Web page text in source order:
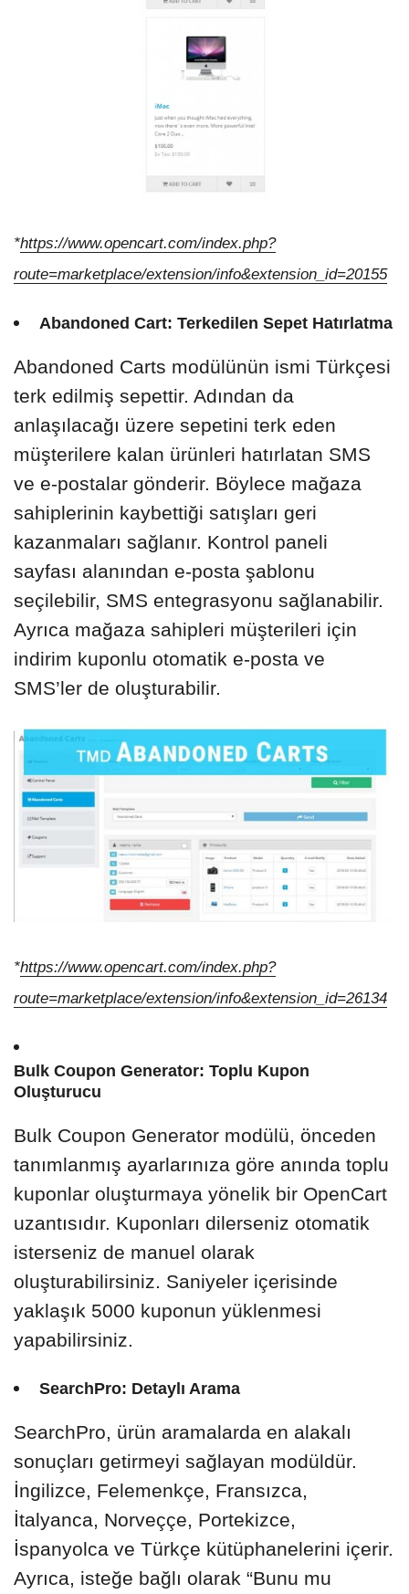
*https://www.opencart.com/index.php?
route=marketplace/extension/info&extension_id=20155
Abandoned Cart: Terkedilen Sepet Hatırlatma
Abandoned Carts modülünün ismi Türkçesi
terk edilmiş sepettir. Adından da
anlaşılacağı üzere sepetini terk eden
müşterilere kalan ürünleri hatırlatan SMS
ve e-postalar gönderir. Böylece mağaza
sahiplerinin kaybettiği satışları geri
kazanmaları sağlanır. Kontrol paneli
sayfası alanından e-posta şablonu
seçilebilir, SMS entegrasyonu sağlanabilir.
Ayrıca mağaza sahipleri müşterileri için
indirim kuponlu otomatik e-posta ve
SMS’ler de oluşturabilir.
*https://www.opencart.com/index.php?
route=marketplace/extension/info&extension_id=26134
Bulk Coupon Generator: Toplu Kupon
Oluşturucu
Bulk Coupon Generator modülü, önceden
tanımlanmış ayarlarınıza göre anında toplu
kuponlar oluşturmaya yönelik bir OpenCart
uzantısıdır. Kuponları dilerseniz otomatik
isterseniz de manuel olarak
oluşturabilirsiniz. Saniyeler içerisinde
yaklaşık 5000 kuponun yüklenmesi
yapabilirsiniz.
SearchPro: Detaylı Arama
SearchPro, ürün aramalarda en alakalı
sonuçları getirmeyi sağlayan modüldür.
İngilizce, Felemenkçe, Fransızca,
İtalyanca, Norveççe, Portekizce,
İspanyolca ve Türkçe kütüphanelerini içerir.
Ayrıca, isteğe bağlı olarak “Bunu mu